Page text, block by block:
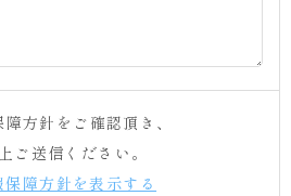
方針をご確認頂き、
ご送信ください。
障方針を表示する